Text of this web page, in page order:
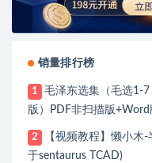
销量排行榜
1
毛泽东选集（毛选1-
版）PDF非扫描版
2
【视频教程】懒小木
于sentaurus TCAD)